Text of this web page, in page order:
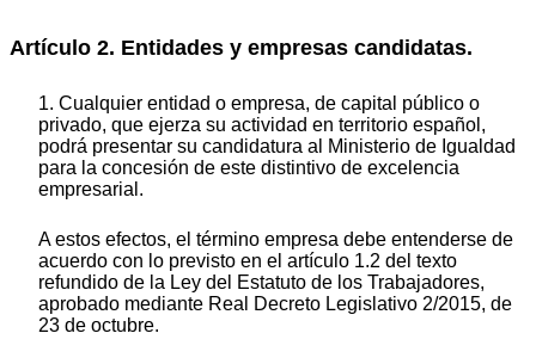
Artículo 2. Entidades y empresas candidatas.
1. Cualquier entidad o empresa, de capital público o
privado, que ejerza su actividad en territorio español,
podrá presentar su candidatura al Ministerio de Igualdad
para la concesión de este distintivo de excelencia
empresarial.
A estos efectos, el término empresa debe entenderse de
acuerdo con lo previsto en el artículo 1.2 del texto
refundido de la Ley del Estatuto de los Trabajadores,
aprobado mediante Real Decreto Legislativo 2/2015, de
23 de octubre.